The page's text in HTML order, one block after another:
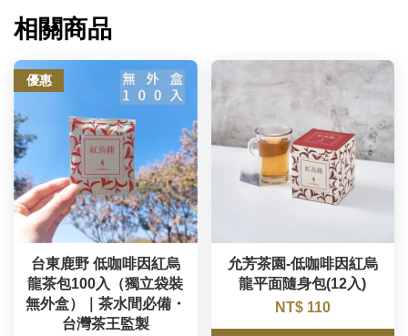
相關商品
優惠
台東鹿野 低咖啡因紅烏
龍茶包100入（獨立袋裝
無外盒）｜茶水間必備・
台灣茶王監製
允芳茶園-低咖啡因紅烏
龍平面隨身包(12入)
NT$ 110